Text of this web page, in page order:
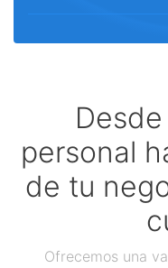
personal
de tu
Ofrecemos una